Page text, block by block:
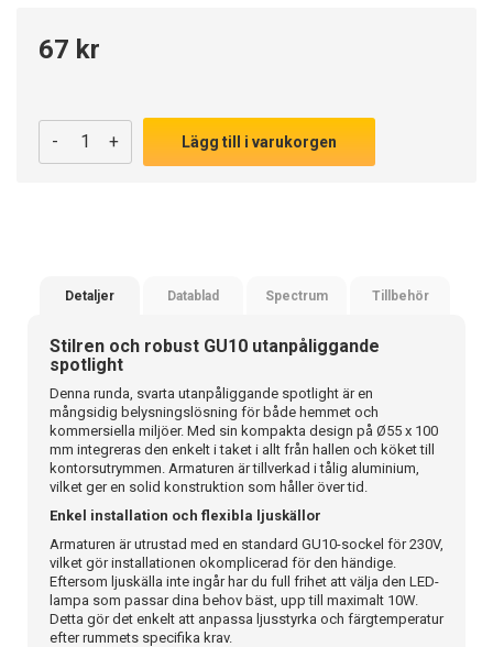
67 kr
- + Lägg till i varukorgen
Detaljer Datablad Spectrum Tillbehör
Stilren och robust GU10 utanpåliggande
spotlight
Denna runda, svarta utanpåliggande spotlight är en
mångsidig belysningslösning för både hemmet och
kommersiella miljöer. Med sin kompakta design på Ø55 x 100
mm integreras den enkelt i taket i allt från hallen och köket till
kontorsutrymmen. Armaturen är tillverkad i tålig aluminium,
vilket ger en solid konstruktion som håller över tid.
Enkel installation och flexibla ljuskällor
Armaturen är utrustad med en standard GU10-sockel för 230V,
vilket gör installationen okomplicerad för den händige.
Eftersom ljuskälla inte ingår har du full frihet att välja den LED-
lampa som passar dina behov bäst, upp till maximalt 10W.
Detta gör det enkelt att anpassa ljusstyrka och färgtemperatur
efter rummets specifika krav.